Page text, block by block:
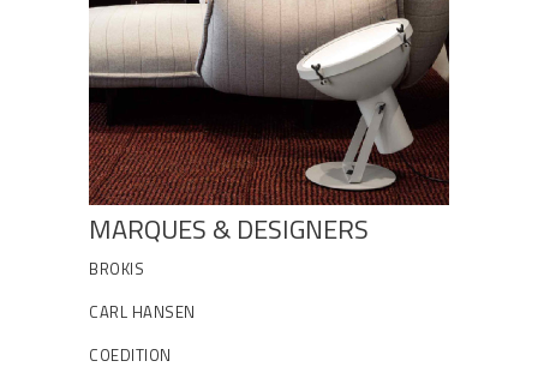
MARQUES & DESIGNERS
BROKIS
CARL HANSEN
COEDITION